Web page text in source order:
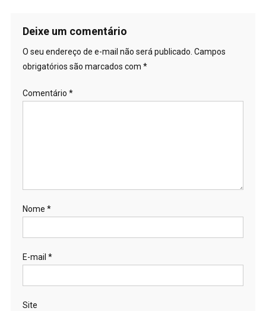
Post
Deixe um comentário
O seu endereço de e-mail não será publicado. Campos
obrigatórios são marcados com *
Comentário *
Nome *
E-mail *
Site